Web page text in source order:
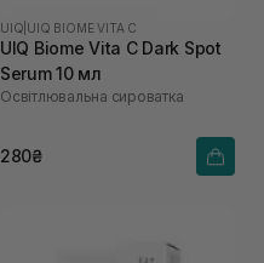
UIQ UIQ BIOME VITA C
UIQ Biome Vita C Dark Spot
Serum 10 мл
Освітлювальна сироватка
280₴